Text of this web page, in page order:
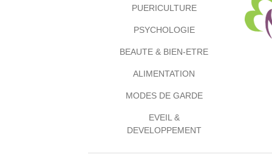
PUERICULTURE
PSYCHOLOGIE
BEAUTE & BIEN-ETRE
ALIMENTATION
MODES DE GARDE
EVEIL &
DEVELOPPEMENT